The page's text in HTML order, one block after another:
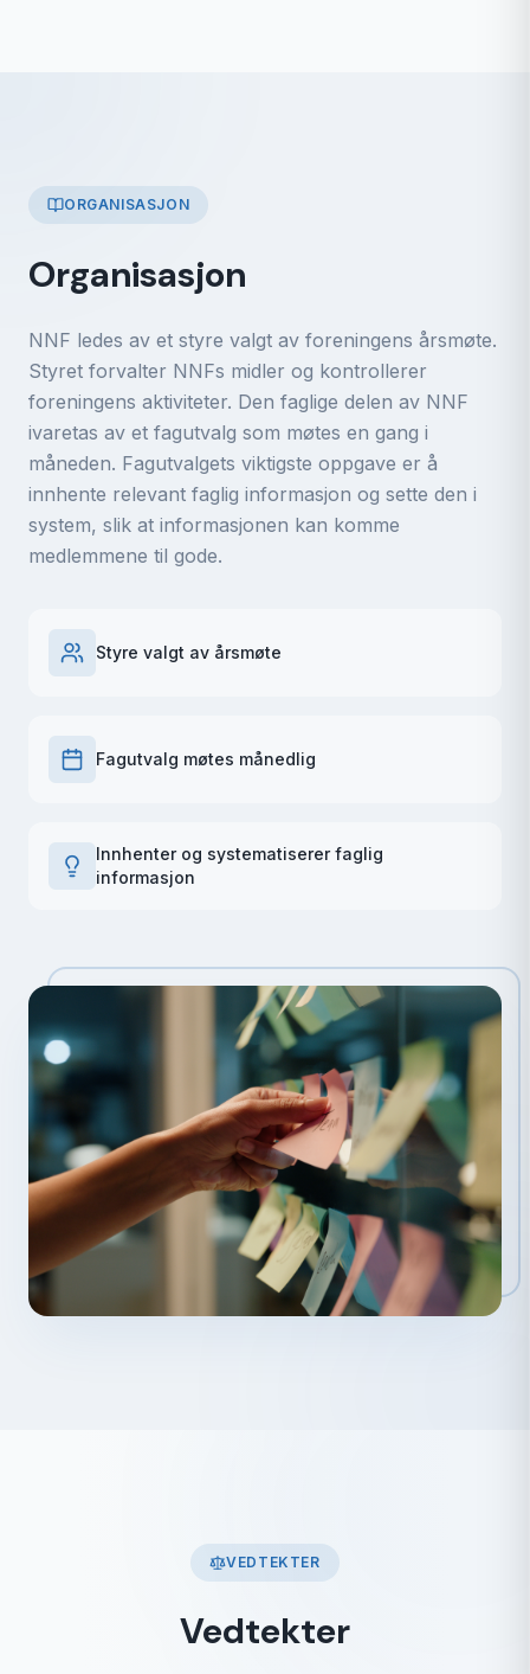
ORGANISASJON
Organisasjon
NNF ledes av et styre valgt av foreningens årsmøte.
Styret forvalter NNFs midler og kontrollerer
foreningens aktiviteter. Den faglige delen av NNF
ivaretas av et fagutvalg som møtes en gang i
måneden. Fagutvalgets viktigste oppgave er å
innhente relevant faglig informasjon og sette den i
system, slik at informasjonen kan komme
medlemmene til gode.
Styre valgt av årsmøte
Fagutvalg møtes månedlig
Innhenter og systematiserer faglig
informasjon
VEDTEKTER
Vedtekter